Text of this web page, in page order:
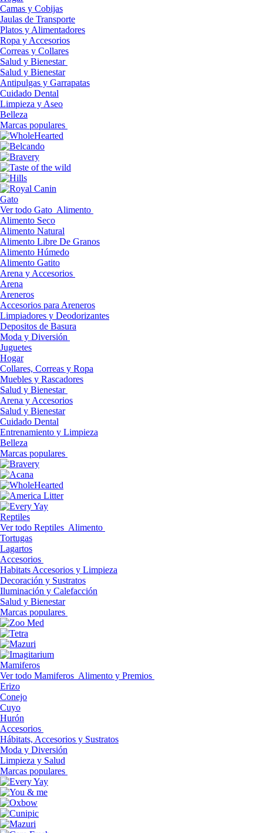
Camas y Cobijas
Jaulas de Transporte
Platos y Alimentadores
Ropa y Accesorios
Correas y Collares
Salud y Bienestar
Salud y Bienestar
Antipulgas y Garrapatas
Cuidado Dental
Limpieza y Aseo
Belleza
Marcas populares
Gato
Ver todo Gato Alimento
Alimento Seco
Alimento Natural
Alimento Libre De Granos
Alimento Húmedo
Alimento Gatito
Arena y Accesorios
Arena
Areneros
Accesorios para Areneros
Limpiadores y Deodorizantes
Depositos de Basura
Moda y Diversión
Juguetes
Hogar
Collares, Correas y Ropa
Muebles y Rascadores
Salud y Bienestar
Arena y Accesorios
Salud y Bienestar
Cuidado Dental
Entrenamiento y Limpieza
Belleza
Marcas populares
Reptiles
Ver todo Reptiles Alimento
Tortugas
Lagartos
Accesorios
Habitats Accesorios y Limpieza
Decoración y Sustratos
Iluminación y Calefacción
Salud y Bienestar
Marcas populares
Mamiferos
Ver todo Mamiferos Alimento y Premios
Erizo
Conejo
Cuyo
Hurón
Accesorios
Hábitats, Accesorios y Sustratos
Moda y Diversión
Limpieza y Salud
Marcas populares